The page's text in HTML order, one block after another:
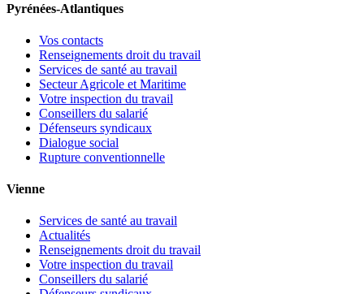
Pyrénées-Atlantiques
Vos contacts
Renseignements droit du travail
Services de santé au travail
Secteur Agricole et Maritime
Votre inspection du travail
Conseillers du salarié
Défenseurs syndicaux
Dialogue social
Rupture conventionnelle
Vienne
Services de santé au travail
Actualités
Renseignements droit du travail
Votre inspection du travail
Conseillers du salarié